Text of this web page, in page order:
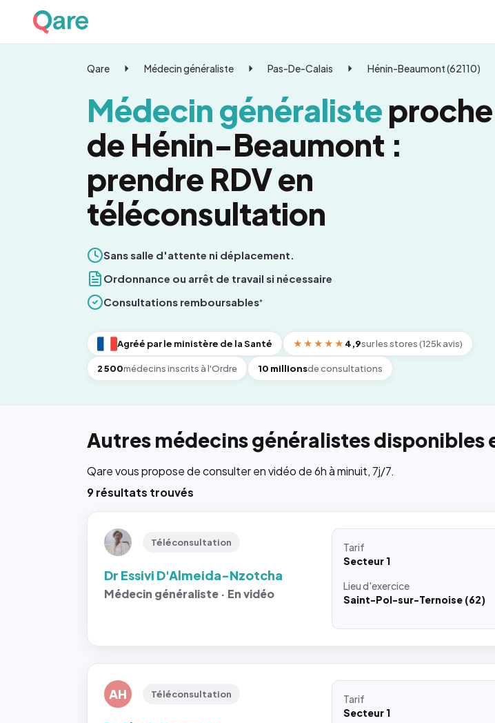
Qare Médecin généraliste Pas-De-Calais Hénin-Beaumont (62110)
Médecin généralisteproche
de Hénin-Beaumont :
prendre RDV en
téléconsultation
Sans salle d'attente ni déplacement.
Ordonnance ou arrêt de travail si nécessaire
Consultations remboursables*
Agréé par le ministère de la Santé ★★★★★ 4,9sur les stores (125k avis)
2 500médecins inscrits à l'Ordre 10 millionsde consultations
Autres médecins généralistes disponibles
Qare vous propose de consulter en vidéo de 6h à minuit, 7j/7.
9 résultats trouvés
Téléconsultation
Dr Essivi D'Almeida-Nzotcha
Médecin généraliste · En vidéo
Tarif
Secteur 1
Lieud'exercice
Saint-Pol-sur-Ternoise (62)
AH Téléconsultation
Tarif
Secteur 1